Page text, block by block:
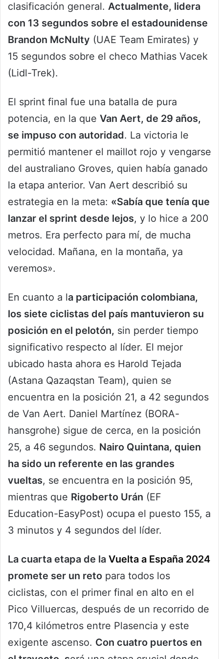
clasificación general. Actualmente, lidera
con 13 segundos sobre el estadounidense
Brandon McNulty (UAE Team Emirates) y
15 segundos sobre el checo Mathias Vacek
(Lidl-Trek).
El sprint final fue una batalla de pura
potencia, en la que Van Aert, de 29 años,
se impuso con autoridad. La victoria le
permitió mantener el maillot rojo y vengarse
del australiano Groves, quien había ganado
la etapa anterior. Van Aert describió su
estrategia en la meta: «Sabía que tenía que
lanzar el sprint desde lejos, y lo hice a 200
metros. Era perfecto para mí, de mucha
velocidad. Mañana, en la montaña, ya
veremos».
En cuanto a la participación colombiana,
los siete ciclistas del país mantuvieron su
posición en el pelotón, sin perder tiempo
significativo respecto al líder. El mejor
ubicado hasta ahora es Harold Tejada
(Astana Qazaqstan Team), quien se
encuentra en la posición 21, a 42 segundos
de Van Aert. Daniel Martínez (BORA-
hansgrohe) sigue de cerca, en la posición
25, a 46 segundos. Nairo Quintana, quien
ha sido un referente en las grandes
vueltas, se encuentra en la posición 95,
mientras que Rigoberto Urán (EF
Education-EasyPost) ocupa el puesto 155, a
3 minutos y 4 segundos del líder.
La cuarta etapa de la Vuelta a España 2024
promete ser un reto para todos los
ciclistas, con el primer final en alto en el
Pico Villuercas, después de un recorrido de
170,4 kilómetros entre Plasencia y este
exigente ascenso. Con cuatro puertos en